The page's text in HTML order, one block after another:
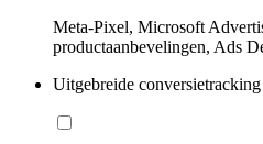
Meta-Pixel, Microsoft
productaanbevelingen, Ads
Uitgebreide conversietracking